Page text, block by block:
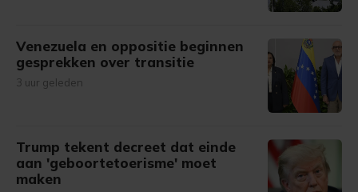
Venezuela en oppositie beginnen
gesprekken over transitie
3 uur geleden
Trump tekent decreet dat einde
aan 'geboortetoerisme' moet
maken